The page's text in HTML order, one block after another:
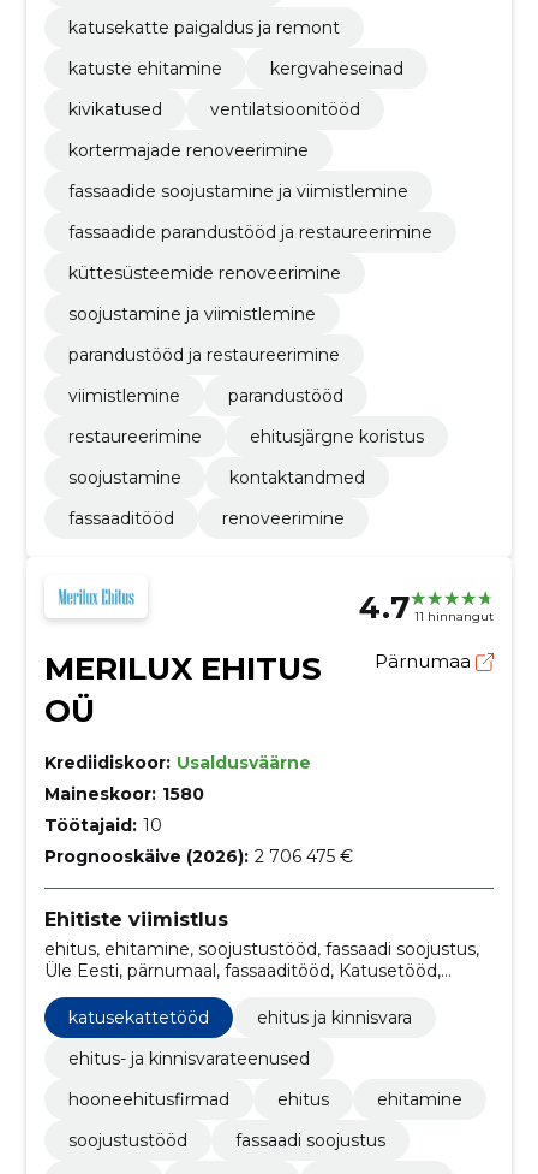
katusekatte paigaldus ja remont
katuste ehitamine
kergvaheseinad
kivikatused
ventilatsioonitööd
kortermajade renoveerimine
fassaadide soojustamine ja viimistlemine
fassaadide parandustööd ja restaureerimine
küttesüsteemide renoveerimine
soojustamine ja viimistlemine
parandustööd ja restaureerimine
viimistlemine
parandustööd
restaureerimine
ehitusjärgne koristus
soojustamine
kontaktandmed
fassaaditööd
renoveerimine
4.7 11 hinnangut
MERILUX EHITUS
OÜ
Pärnumaa
Krediidiskoor: Usaldusväärne
Maineskoor: 1580
Töötajaid: 10
Prognooskäive (2026): 2 706 475 €
Ehitiste viimistlus
ehitus, ehitamine, soojustustööd, fassaadi soojustus,
Üle Eesti, pärnumaal, fassaaditööd, Katusetööd,
katusekattetööd
ehitus ja kinnisvara
ehitus- ja kinnisvarateenused
hooneehitusfirmad
ehitus
ehitamine
soojustustööd
fassaadi soojustus